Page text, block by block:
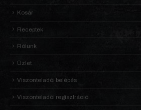
Kosár
Receptek
Rólunk
Üzlet
Viszonteladói belépés
Viszonteladói regisztráció